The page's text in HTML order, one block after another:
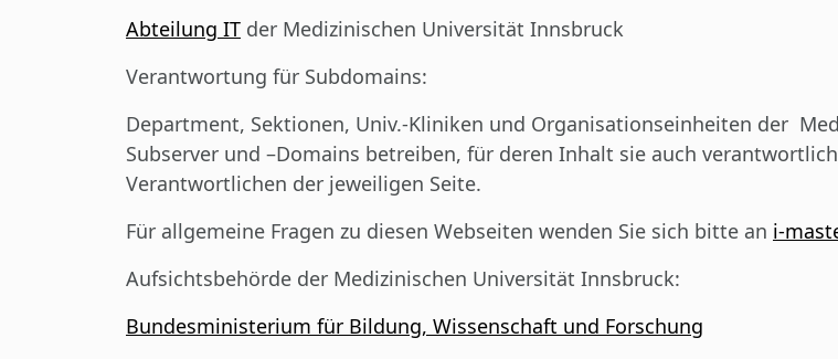
Abteilung IT der Medizinischen Universität Innsbruck
Verantwortung für Subdomains:
Department, Sektionen, Univ.-Kliniken und Organisationseinheiten der
Subserver und –Domains betreiben, für deren Inhalt sie auch
Verantwortlichen der jeweiligen Seite.
Für allgemeine Fragen zu diesen Webseiten wenden Sie sich bitte an i-
Aufsichtsbehörde der Medizinischen Universität Innsbruck:
Bundesministerium für Bildung, Wissenschaft und Forschung